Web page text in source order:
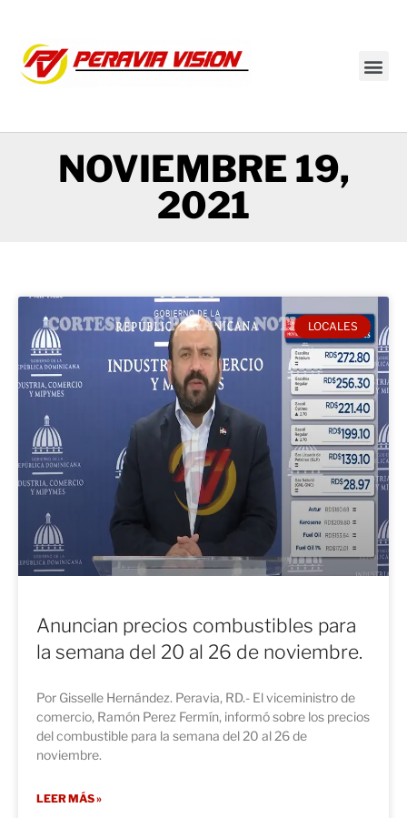
NOVIEMBRE 19,
2021
LOCALES
Anuncian precios combustibles para
la semana del 20 al 26 de noviembre.
Por Gisselle Hernández. Peravia, RD.- El viceministro de
comercio, Ramón Perez Fermín, informó sobre los precios
del combustible para la semana del 20 al 26 de
noviembre.
LEER MÁS »